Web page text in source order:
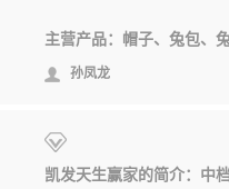
主营产品：帽子、兔包、
孙凤龙
凯发天生赢家的简介：中